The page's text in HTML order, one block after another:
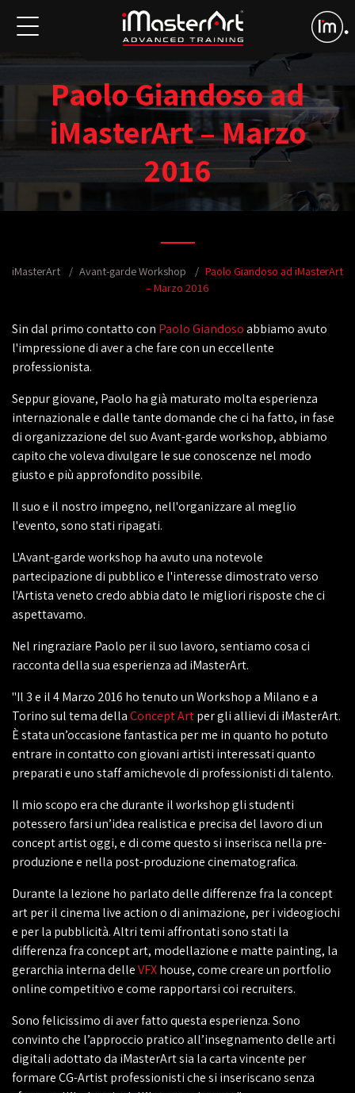
Paolo Giandoso ad
iMasterArt – Marzo
2016
iMasterArt Avant-garde Workshop
Paolo Giandoso ad iMasterArt
– Marzo 2016
Sin dal primo contatto con Paolo Giandosoabbiamo avuto
l'impressione di aver a che fare con un eccellente
professionista.
Seppur giovane, Paolo ha già maturato molta esperienza
internazionale e dalle tante domande che ci ha fatto, in fase
di organizzazione del suo Avant-garde workshop, abbiamo
capito che voleva divulgare le sue conoscenze nel modo
giusto e più approfondito possibile.
Il suo e il nostro impegno, nell'organizzare al meglio
l'evento, sono stati ripagati.
L'Avant-garde workshop ha avuto una notevole
partecipazione di pubblico e l'interesse dimostrato verso
l'Artista veneto credo abbia dato le migliori risposte che ci
aspettavamo.
Nel ringraziare Paolo per il suo lavoro, sentiamo cosa ci
racconta della sua esperienza ad iMasterArt.
"Il 3 e il 4 Marzo 2016 ho tenuto un Workshop a Milano e a
Torino sul tema dellaConcept Artper gli allievi di iMasterArt.
È stata un’occasione fantastica per me in quanto ho potuto
entrare in contatto con giovani artisti interessati quanto
preparati e uno staff amichevole di professionisti di talento.
Il mio scopo era che durante il workshop gli studenti
potessero farsi un’idea realistica e precisa del lavoro di un
concept artist oggi, e di come questo si inserisca nella pre-
produzione e nella post-produzione cinematografica.
Durante la lezione ho parlato delle differenze fra la concept
art per il cinema live action o di animazione, per i videogiochi
e per la pubblicità. Altri temi affrontati sono stati la
differenza fra concept art, modellazione e matte painting, la
gerarchia interna delleVFXhouse, come creare un portfolio
online competitivo e come rapportarsi coi recruiters.
Sono felicissimo di aver fatto questa esperienza. Sono
convinto che l’approccio pratico all’insegnamento delle arti
digitali adottato da iMasterArt sia la carta vincente per
formare CG-Artist professionisti che si inseriscano senza